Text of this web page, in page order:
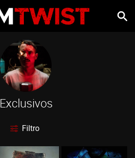
Exclusivos
Filtro